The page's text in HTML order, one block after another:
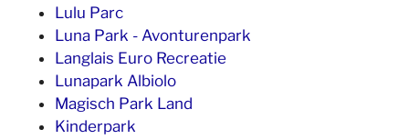
Lulu Parc
Luna Park - Avonturenpark
Langlais Euro Recreatie
Lunapark Albiolo
Magisch Park Land
Kinderpark